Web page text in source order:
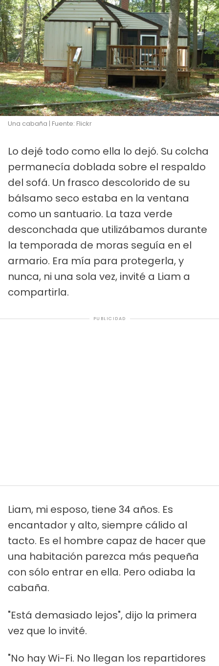
Una cabaña | Fuente: Flickr
Lo dejé todo como ella lo dejó. Su colcha
permanecía doblada sobre el respaldo
del sofá. Un frasco descolorido de su
bálsamo seco estaba en la ventana
como un santuario. La taza verde
desconchada que utilizábamos durante
la temporada de moras seguía en el
armario. Era mía para protegerla, y
nunca, ni una sola vez, invité a Liam a
compartirla.
PUBLICIDAD
Liam, mi esposo, tiene 34 años. Es
encantador y alto, siempre cálido al
tacto. Es el hombre capaz de hacer que
una habitación parezca más pequeña
con sólo entrar en ella. Pero odiaba la
cabaña.
"Está demasiado lejos", dijo la primera
vez que lo invité.
"No hay Wi-Fi. No llegan los repartidores